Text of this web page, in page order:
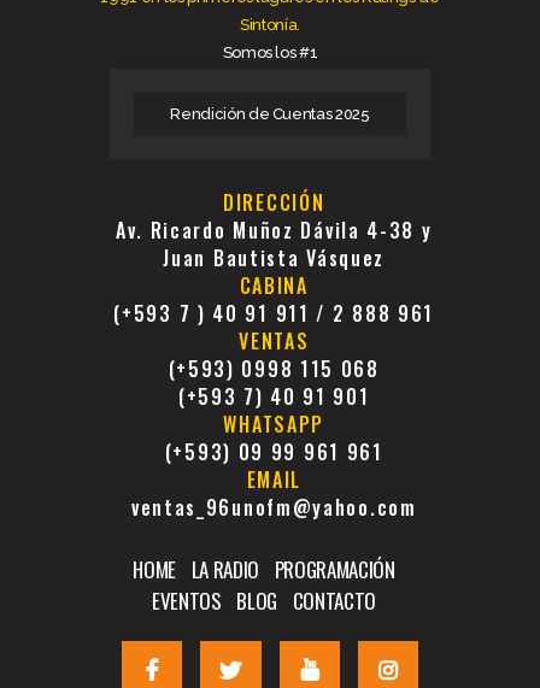
Sintonía.
Somos los #1
Rendición de Cuentas 2025
DIRECCIÓN
Av. Ricardo Muñoz Dávila 4-38 y
Juan Bautista Vásquez
CABINA
(+593 7 ) 40 91 911 / 2 888 961
VENTAS
(+593) 0998 115 068
(+593 7) 40 91 901
WHATSAPP
(+593) 09 99 961 961
EMAIL
ventas_96unofm@yahoo.com
HOME LA RADIO PROGRAMACIÓN
EVENTOS BLOG CONTACTO